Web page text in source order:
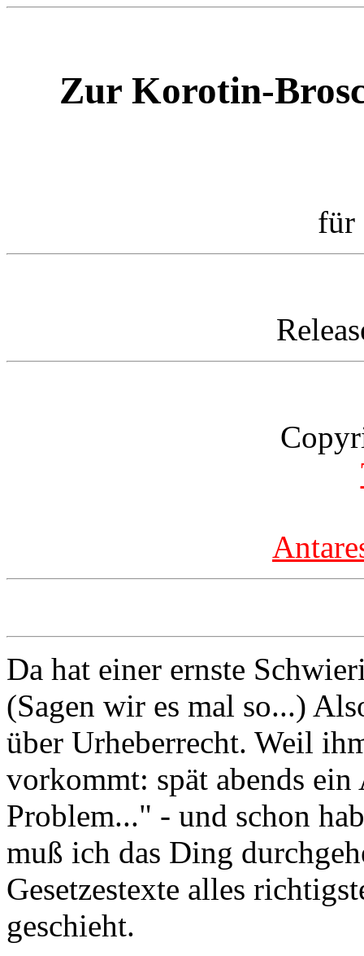
Zur Korotin-
für
Da hat einer ernste
(Sagen wir es mal so...)
über Urheberrecht. Weil
vorkommt: spät abends
Problem..." - und schon
muß ich das Ding
Gesetzestexte alles
geschieht.